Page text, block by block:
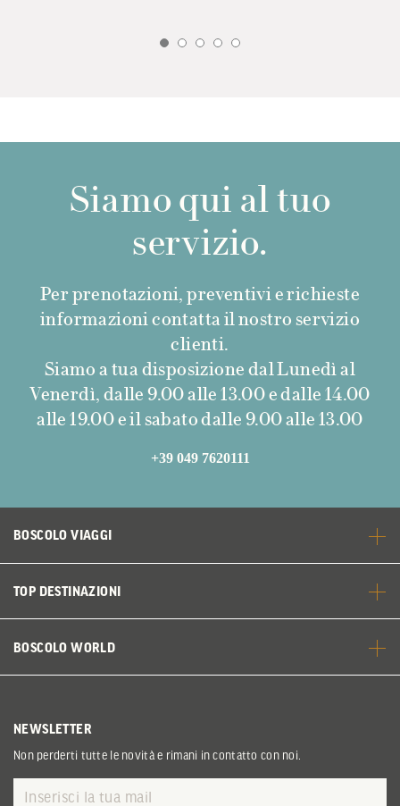
Siamo qui al tuo
servizio.
Per prenotazioni, preventivi e richieste
informazioni contatta il nostro servizio
clienti.
Siamo a tua disposizione dal Lunedì al
Venerdì, dalle 9.00 alle 13.00 e dalle 14.00
alle 19.00 e il sabato dalle 9.00 alle 13.00
+39 049 7620111
BOSCOLO VIAGGI
TOP DESTINAZIONI
BOSCOLO WORLD
NEWSLETTER
Non perderti tutte le novità e rimani in contatto con noi.